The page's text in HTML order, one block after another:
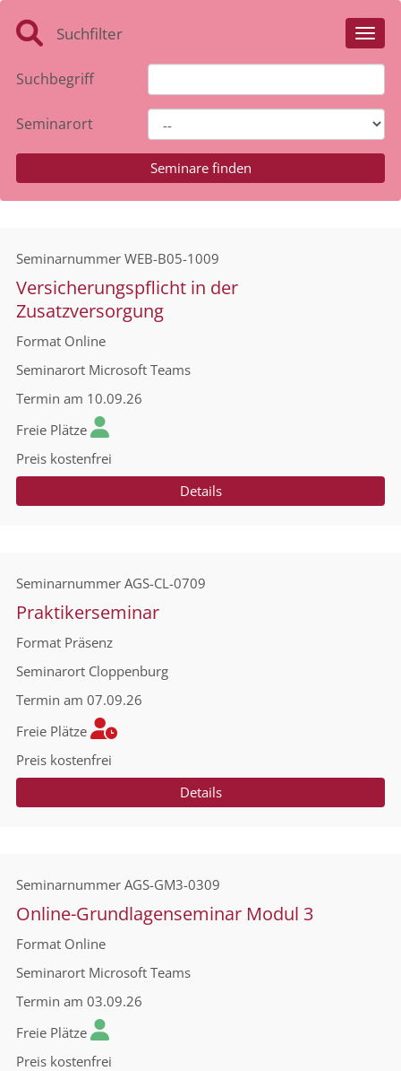
Suchfilter
Suchbegriff
Seminarort
Seminarnummer WEB-B05-1009
Versicherungspflicht in der
Zusatzversorgung
Format Online
Seminarort Microsoft Teams
Termin am 10.09.26
Freie Plätze
Preis kostenfrei
Details
Seminarnummer AGS-CL-0709
Praktikerseminar
Format Präsenz
Seminarort Cloppenburg
Termin am 07.09.26
Freie Plätze
Preis kostenfrei
Details
Seminarnummer AGS-GM3-0309
Online-Grundlagenseminar Modul 3
Format Online
Seminarort Microsoft Teams
Termin am 03.09.26
Freie Plätze
Preis kostenfrei